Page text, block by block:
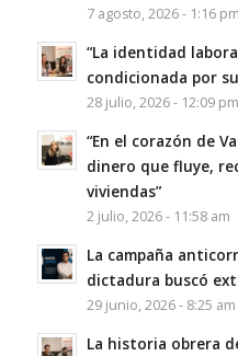
7 agosto, 2026 - 1:16 pm
“La identidad
condicionada por
28 julio, 2026 - 12:09 pm
“En el corazón de
dinero que fluye,
viviendas”
2 julio, 2026 - 11:58 am
La campaña
dictadura buscó
29 junio, 2026 - 8:25 am
La historia obrera